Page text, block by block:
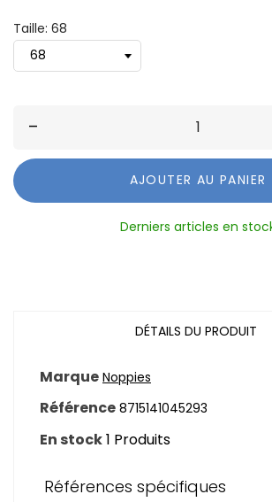
Taille: 68
–
AJOUTER AU PANIER
Derniers articles en
DÉTAILS DU PRODUIT
Marque Noppies
Référence 8715141045293
En stock1 Produits
Références spécifiques